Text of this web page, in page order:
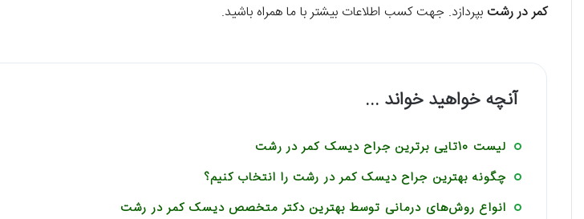
کمر در رشت بپردازد. جهت کسب اطلاعات بیشتر با ما همراه باشید.
آنچه خواهید خواند ...
لیست 10تایی برترین جراح دیسک کمر در رشت
چگونه بهترین جراح دیسک کمر در رشت را انتخاب کنیم؟
انواع روش‌های درمانی توسط بهترین دکتر متخصص دیسک کمر در رشت